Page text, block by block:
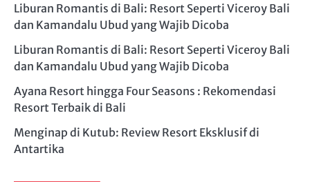
Liburan Romantis di Bali: Resort Seperti Viceroy Bali
dan Kamandalu Ubud yang Wajib Dicoba
Liburan Romantis di Bali: Resort Seperti Viceroy Bali
dan Kamandalu Ubud yang Wajib Dicoba
Ayana Resort hingga Four Seasons : Rekomendasi
Resort Terbaik di Bali
Menginap di Kutub: Review Resort Eksklusif di
Antartika